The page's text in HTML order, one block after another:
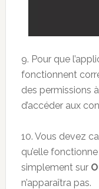
9. Pour que
fonctionnent
des permissions
d’accéder aux
10. Vous devez
qu’elle
simplement sur
n’apparaîtra pas.